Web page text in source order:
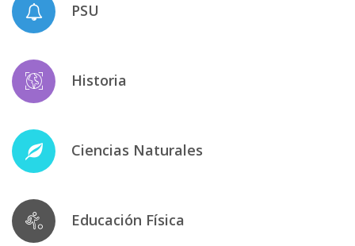
PSU
Historia
Ciencias Naturales
Educación Física